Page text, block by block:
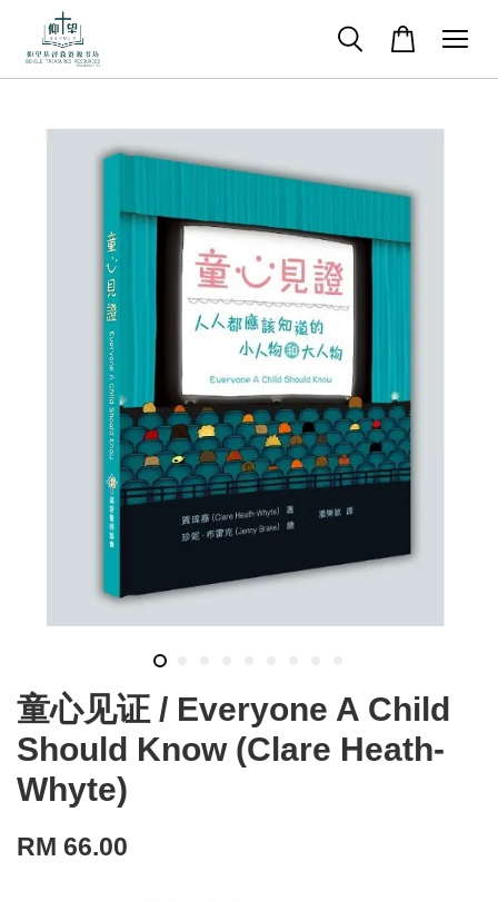
童心见证 / Everyone A Child
Should Know (Clare Heath-
Whyte)
RM 66.00